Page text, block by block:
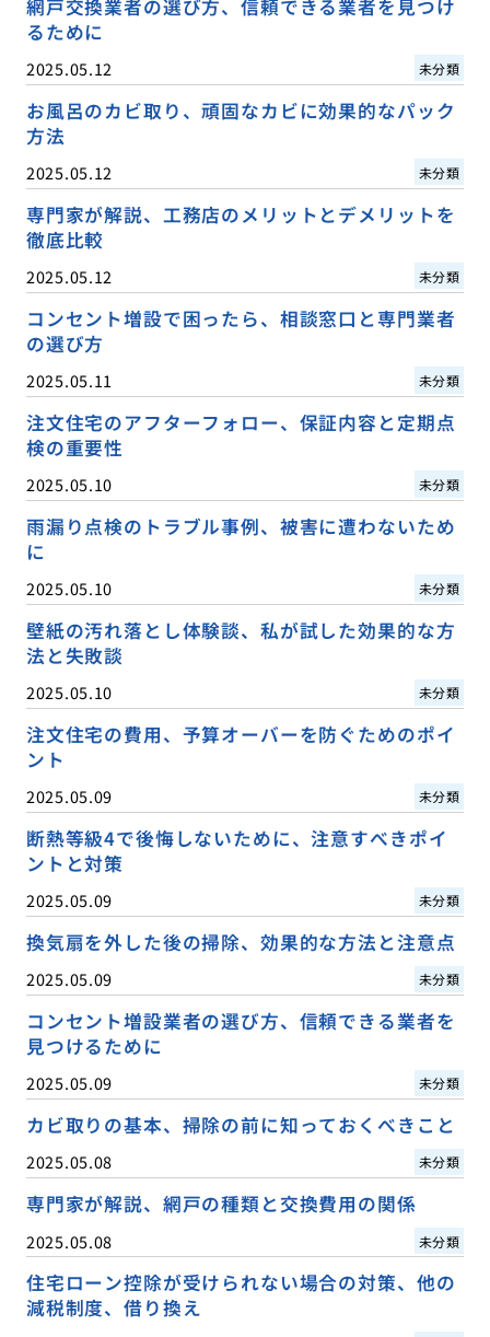
網戸交換業者の選び方、信頼できる業者を見つけ
るために
2025.05.12 未分類
お風呂のカビ取り、頑固なカビに効果的なパック
方法
2025.05.12 未分類
専門家が解説、工務店のメリットとデメリットを
徹底比較
2025.05.12 未分類
コンセント増設で困ったら、相談窓口と専門業者
の選び方
2025.05.11 未分類
注文住宅のアフターフォロー、保証内容と定期点
検の重要性
2025.05.10 未分類
雨漏り点検のトラブル事例、被害に遭わないため
に
2025.05.10 未分類
壁紙の汚れ落とし体験談、私が試した効果的な方
法と失敗談
2025.05.10 未分類
注文住宅の費用、予算オーバーを防ぐためのポイ
ント
2025.05.09 未分類
断熱等級4で後悔しないために、注意すべきポイ
ントと対策
2025.05.09 未分類
換気扇を外した後の掃除、効果的な方法と注意点
2025.05.09 未分類
コンセント増設業者の選び方、信頼できる業者を
見つけるために
2025.05.09 未分類
カビ取りの基本、掃除の前に知っておくべきこと
2025.05.08 未分類
専門家が解説、網戸の種類と交換費用の関係
2025.05.08 未分類
住宅ローン控除が受けられない場合の対策、他の
減税制度、借り換え